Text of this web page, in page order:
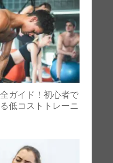
ガイド！初心者で
低コストトレーニ